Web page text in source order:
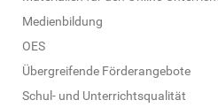
Medienbildung
OES
Übergreifende Förderangebote
Schul- und Unterrichtsqualität